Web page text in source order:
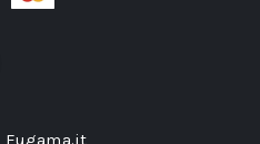
Eugama.it